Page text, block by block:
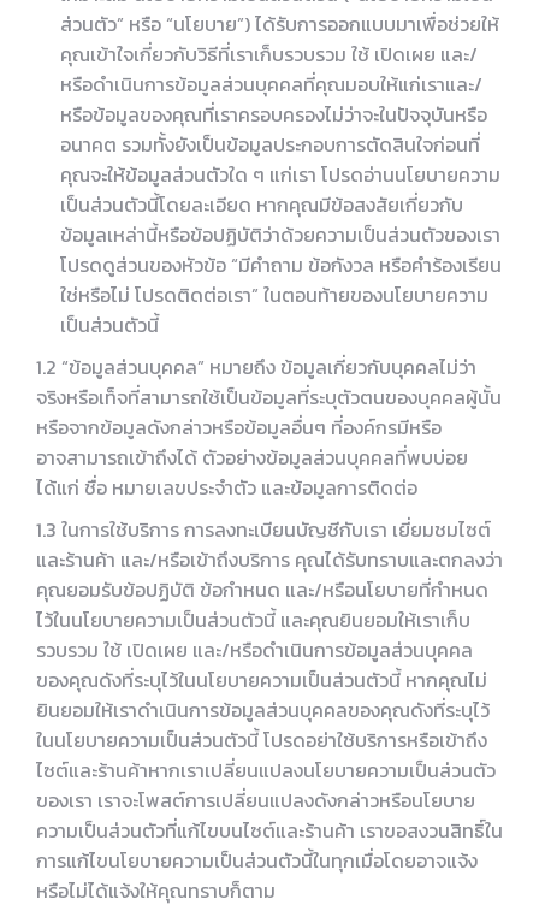
ส่วนตัว” หรือ “นโยบาย”) ได้รับการออกแบบมาเพื่อช่วยให้
คุณเข้าใจเกี่ยวกับวิธีที่เราเก็บรวบรวม ใช้ เปิดเผย และ/
หรือดำเนินการข้อมูลส่วนบุคคลที่คุณมอบให้แก่เราและ/
หรือข้อมูลของคุณที่เราครอบครองไม่ว่าจะในปัจจุบันหรือ
อนาคต รวมทั้งยังเป็นข้อมูลประกอบการตัดสินใจก่อนที่
คุณจะให้ข้อมูลส่วนตัวใด ๆ แก่เรา โปรดอ่านนโยบายความ
เป็นส่วนตัวนี้โดยละเอียด หากคุณมีข้อสงสัยเกี่ยวกับ
ข้อมูลเหล่านี้หรือข้อปฏิบัติว่าด้วยความเป็นส่วนตัวของเรา
โปรดดูส่วนของหัวข้อ “มีคำถาม ข้อกังวล หรือคำร้องเรียน
ใช่หรือไม่ โปรดติดต่อเรา” ในตอนท้ายของนโยบายความ
เป็นส่วนตัวนี้
1.2 “ข้อมูลส่วนบุคคล” หมายถึง ข้อมูลเกี่ยวกับบุคคลไม่ว่า
จริงหรือเท็จที่สามารถใช้เป็นข้อมูลที่ระบุตัวตนของบุคคลผู้นั้น
หรือจากข้อมูลดังกล่าวหรือข้อมูลอื่นๆ ที่องค์กรมีหรือ
อาจสามารถเข้าถึงได้ ตัวอย่างข้อมูลส่วนบุคคลที่พบบ่อย
ได้แก่ ชื่อ หมายเลขประจำตัว และข้อมูลการติดต่อ
1.3 ในการใช้บริการ การลงทะเบียนบัญชีกับเรา เยี่ยมชมไซต์
และร้านค้า และ/หรือเข้าถึงบริการ คุณได้รับทราบและตกลงว่า
คุณยอมรับข้อปฏิบัติ ข้อกำหนด และ/หรือนโยบายที่กำหนด
ไว้ในนโยบายความเป็นส่วนตัวนี้ และคุณยินยอมให้เราเก็บ
รวบรวม ใช้ เปิดเผย และ/หรือดำเนินการข้อมูลส่วนบุคคล
ของคุณดังที่ระบุไว้ในนโยบายความเป็นส่วนตัวนี้ หากคุณไม่
ยินยอมให้เราดำเนินการข้อมูลส่วนบุคคลของคุณดังที่ระบุไว้
ในนโยบายความเป็นส่วนตัวนี้ โปรดอย่าใช้บริการหรือเข้าถึง
ไซต์และร้านค้าหากเราเปลี่ยนแปลงนโยบายความเป็นส่วนตัว
ของเรา เราจะโพสต์การเปลี่ยนแปลงดังกล่าวหรือนโยบาย
ความเป็นส่วนตัวที่แก้ไขบนไซต์และร้านค้า เราขอสงวนสิทธิ์ใน
การแก้ไขนโยบายความเป็นส่วนตัวนี้ในทุกเมื่อโดยอาจแจ้ง
หรือไม่ได้แจ้งให้คุณทราบก็ตาม